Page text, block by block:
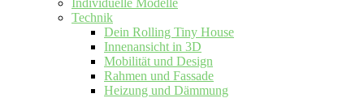
Individuelle Modelle
Technik
Dein Rolling Tiny House
Innenansicht in 3D
Mobilität und Design
Rahmen und Fassade
Heizung und Dämmung